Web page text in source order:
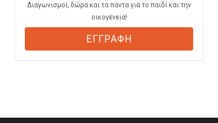
Διαγωνισμοί, δώρα και τα πάντα για το παιδί και την
οικογένεια!
ΕΓΓΡΑΦΗ